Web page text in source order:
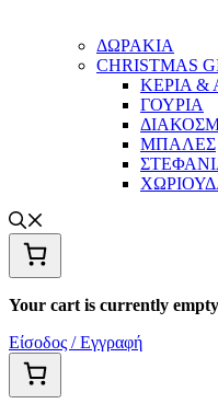
ΔΩΡΑΚΙΑ
CHRISTMAS
ΚΕΡΙΑ &
ΓΟΥΡΙΑ
ΜΠΑΛΕΣ
Your cart is currently
Είσοδος / Εγγραφή